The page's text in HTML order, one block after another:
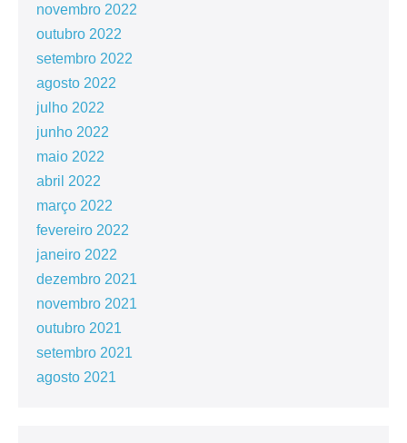
novembro 2022
outubro 2022
setembro 2022
agosto 2022
julho 2022
junho 2022
maio 2022
abril 2022
março 2022
fevereiro 2022
janeiro 2022
dezembro 2021
novembro 2021
outubro 2021
setembro 2021
agosto 2021